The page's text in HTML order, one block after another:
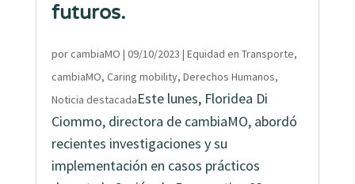
futuros.
porcambiaMO | 09/10/2023 | Equidad en Transporte,
cambiaMO, Caring mobility, Derechos Humanos,
Noticia destacadaEste lunes, Floridea Di
Ciommo, directora de cambiaMO, abordó
recientes investigaciones y su
implementación en casos prácticos